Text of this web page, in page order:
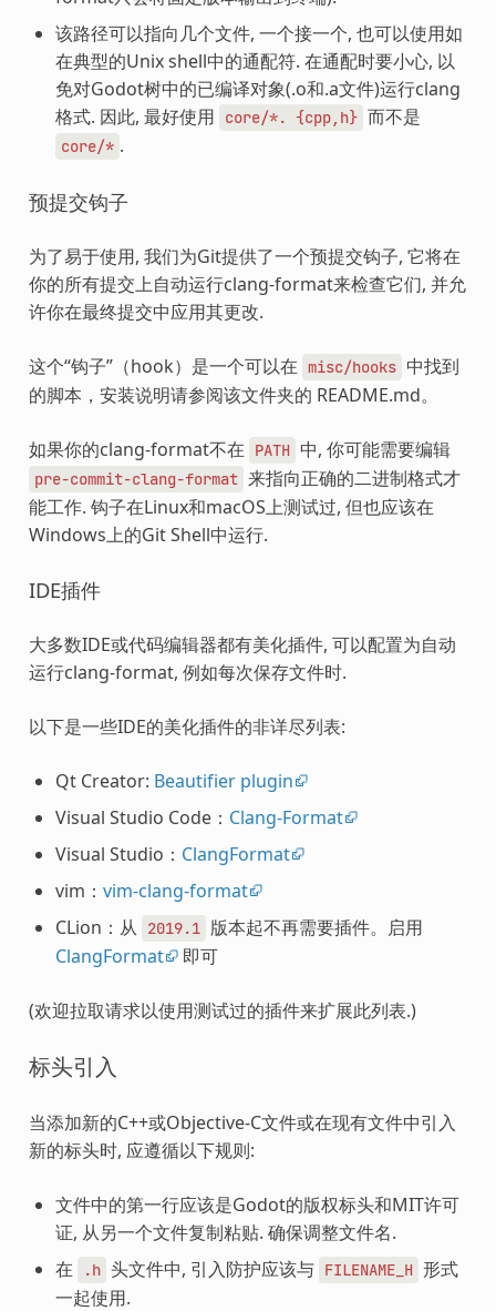
该路径可以指向几个文件, 一个接一个, 也可以使用如
在典型的Unix shell中的通配符. 在通配时要小心, 以
免对Godot树中的已编译对象(.o和.a文件)运行clang
格式. 因此, 最好使用
core/*. {cpp,h} 而不是
core/* .
预提交钩子
为了易于使用, 我们为Git提供了一个预提交钩子, 它将在
你的所有提交上自动运行clang-format来检查它们, 并允
许你在最终提交中应用其更改.
这个“钩子”（hook）是一个可以在 misc/hooks 中找到
的脚本，安装说明请参阅该文件夹的 README.md。
如果你的clang-format不在 PATH 中, 你可能需要编辑
pre-commit-clang-format 来指向正确的二进制格式才
能工作. 钩子在Linux和macOS上测试过, 但也应该在
Windows上的Git Shell中运行.
IDE插件
大多数IDE或代码编辑器都有美化插件, 可以配置为自动
运行clang-format, 例如每次保存文件时.
以下是一些IDE的美化插件的非详尽列表:
Qt Creator: Beautifier plugin
Visual Studio Code： Clang-Format
Visual Studio： ClangFormat
vim： vim-clang-format
CLion：从
2019.1 版本起不再需要插件。启用
ClangFormat 即可
(欢迎拉取请求以使用测试过的插件来扩展此列表.)
标头引入
当添加新的C++或Objective-C文件或在现有文件中引入
新的标头时, 应遵循以下规则:
文件中的第一行应该是Godot的版权标头和MIT许可
证, 从另一个文件复制粘贴. 确保调整文件名.
在
.h 头文件中, 引入防护应该与 FILENAME_H 形式
一起使用.